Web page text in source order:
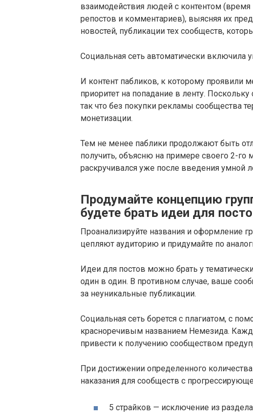
взаимодействия людей с контентом
репостов и комментариев), выясняя их
новостей, публикации тех сообществ,
Социальная сеть автоматически включила
И контент пабликов, к которому
приоритет на попадание в ленту.
так что без покупки рекламы сообщества
монетизации.
Тем не менее паблики продолжают быть
получить, объясню на примере своего 2-го
раскручивался уже после введения умной
Продумайте концепцию
будете брать идеи для
Проанализируйте названия и оформление
цепляют аудиторию и придумайте по
Идеи для постов можно брать у
один в один. В противном случае, ваше
за неуникальные публикации.
Социальная сеть борется с плагиатом, с
красноречивым названием Немезида.
привести к получению сообществом
При достижении определенного
наказания для сообществ с
5 страйков — исключение из